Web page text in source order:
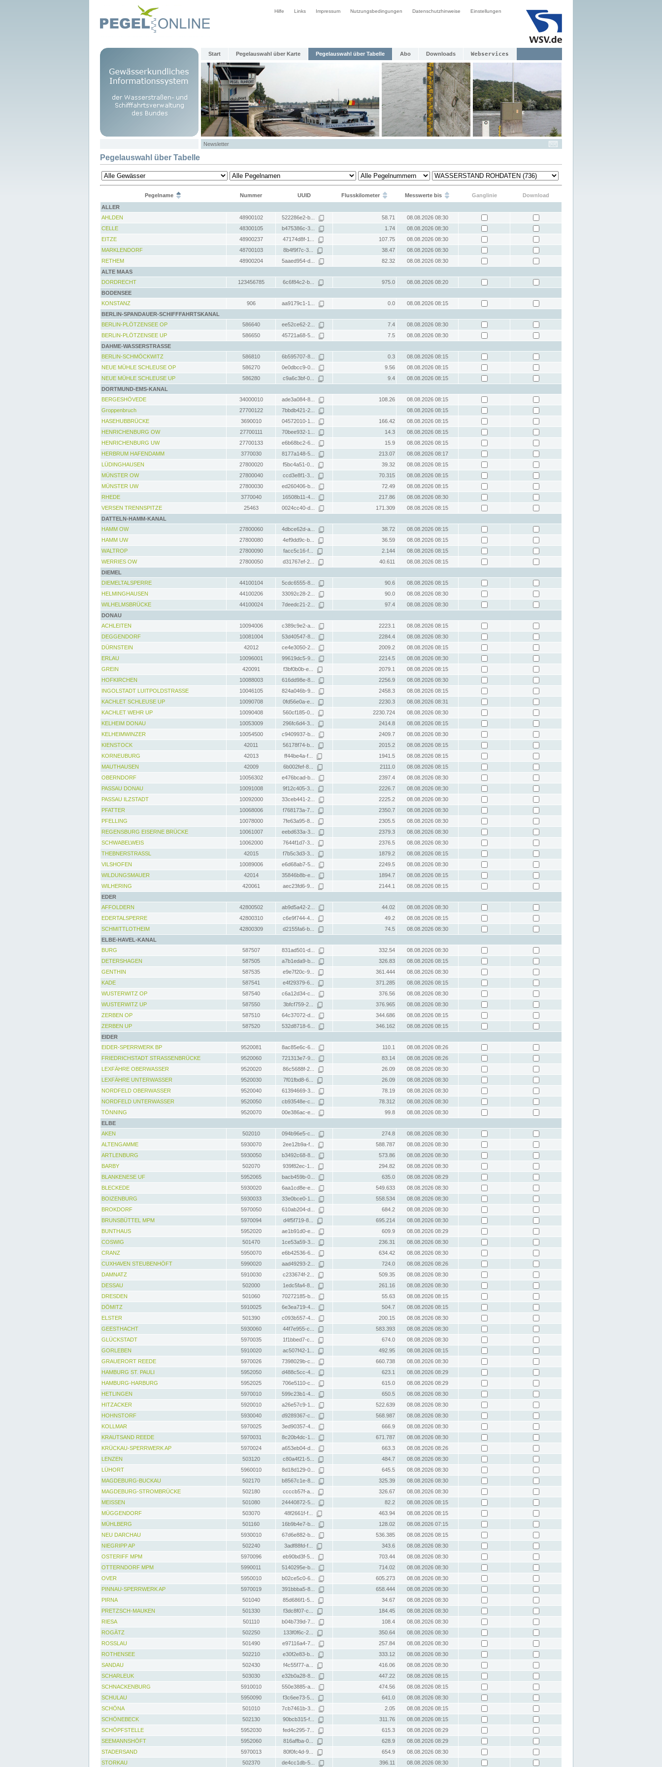
Hilfe Links Impressum Nutzungsbedingungen Datenschutzhinweise Einstellungen
Start Pegelauswahl über Karte Pegelauswahl über Tabelle Abo Downloads Webservices
Newsletter
Pegelauswahl über Tabelle
Pegelname Nummer UUID Flusskilometer Messwerte bis Ganglinie
Download
ALLER
AHLDEN
48900102 522286e2-b... 58.71
08.08.2026 08:30
CELLE
48300105 b475386c-3... 1.74
08.08.2026 08:30
EITZE
48900237 47174d8f-1... 107.75
08.08.2026 08:30
MARKLENDORF
48700103 8b4f9f7c-3... 38.47
08.08.2026 08:30
RETHEM
48900204 5aaed954-d... 82.32
08.08.2026 08:30
ALTE MAAS
DORDRECHT
123456785 6c6f84c2-b... 975.0
08.08.2026 08:20
BODENSEE
KONSTANZ
906 aa9179c1-1... 0.0
08.08.2026 08:15
BERLIN-SPANDAUER-SCHIFFFAHRTSKANAL
BERLIN-PLÖTZENSEE OP
586640 ee52ce62-2... 7.4
08.08.2026 08:30
BERLIN-PLÖTZENSEE UP
586650 45721a68-5... 7.5
08.08.2026 08:30
DAHME-WASSERSTRASSE
BERLIN-SCHMÖCKWITZ
586810 6b595707-8... 0.3
08.08.2026 08:15
NEUE MÜHLE SCHLEUSE OP
586270 0e0dbcc9-0... 9.56
08.08.2026 08:15
NEUE MÜHLE SCHLEUSE UP
586280 c9a6c3bf-0... 9.4
08.08.2026 08:15
DORTMUND-EMS-KANAL
BERGESHÖVEDE
34000010 ade3a084-8... 108.26
08.08.2026 08:15
Groppenbruch
27700122 7bbdb421-2...
08.08.2026 08:15
HASEHUBBRÜCKE
3690010 04572010-1... 166.42
08.08.2026 08:15
HENRICHENBURG OW
27700111 70bee932-1... 14.3
08.08.2026 08:15
HENRICHENBURG UW
27700133 e6b68bc2-6... 15.9
08.08.2026 08:15
HERBRUM HAFENDAMM
3770030 8177a148-5... 213.07
08.08.2026 08:17
LÜDINGHAUSEN
27800020 f5bc4a51-0... 39.32
08.08.2026 08:15
MÜNSTER OW
27800040 ccd3e8f1-3... 70.315
08.08.2026 08:15
MÜNSTER UW
27800030 ed260406-b... 72.49
08.08.2026 08:15
RHEDE
3770040 16508b11-4... 217.86
08.08.2026 08:30
VERSEN TRENNSPITZE
25463 0024cc40-d... 171.309
08.08.2026 08:15
DATTELN-HAMM-KANAL
HAMM OW
27800060 4dbce62d-a... 38.72
08.08.2026 08:15
HAMM UW
27800080 4ef9dd9c-b... 36.59
08.08.2026 08:15
WALTROP
27800090 facc5c16-f... 2.144
08.08.2026 08:15
WERRIES OW
27800050 d31767ef-2... 40.611
08.08.2026 08:15
DIEMEL
DIEMELTALSPERRE
44100104 5cdc6555-8... 90.6
08.08.2026 08:15
HELMINGHAUSEN
44100206 33092c28-2... 90.0
08.08.2026 08:30
WILHELMSBRÜCKE
44100024 7deedc21-2... 97.4
08.08.2026 08:30
DONAU
ACHLEITEN
10094006 c389c9e2-a... 2223.1
08.08.2026 08:15
DEGGENDORF
10081004 53d40547-8... 2284.4
08.08.2026 08:30
DÜRNSTEIN
42012 ce4e3050-2... 2009.2
08.08.2026 08:15
ERLAU
10096001 99619dc5-9... 2214.5
08.08.2026 08:30
GREIN
420091 f3bf0b0b-e... 2079.1
08.08.2026 08:15
HOFKIRCHEN
10088003 616dd98e-8... 2256.9
08.08.2026 08:30
INGOLSTADT LUITPOLDSTRASSE
10046105 824a046b-9... 2458.3
08.08.2026 08:15
KACHLET SCHLEUSE UP
10090708 0fd56e0a-e... 2230.3
08.08.2026 08:31
KACHLET WEHR UP
10090408 560cf185-0... 2230.724
08.08.2026 08:30
KELHEIM DONAU
10053009 296fc6d4-3... 2414.8
08.08.2026 08:15
KELHEIMWINZER
10054500 c9409937-b... 2409.7
08.08.2026 08:30
KIENSTOCK
42011 56178f74-b... 2015.2
08.08.2026 08:15
KORNEUBURG
42013 ff44be4a-f... 1941.5
08.08.2026 08:15
MAUTHAUSEN
42009 6b002fef-8... 2111.0
08.08.2026 08:15
OBERNDORF
10056302 e476bcad-b... 2397.4
08.08.2026 08:30
PASSAU DONAU
10091008 9f12c405-3... 2226.7
08.08.2026 08:30
PASSAU ILZSTADT
10092000 33ceb441-2... 2225.2
08.08.2026 08:30
PFATTER
10068006 f768173a-7... 2350.7
08.08.2026 08:30
PFELLING
10078000 7fe63a95-8... 2305.5
08.08.2026 08:30
REGENSBURG EISERNE BRÜCKE
10061007 eebd633a-3... 2379.3
08.08.2026 08:30
SCHWABELWEIS
10062000 7644f1d7-3... 2376.5
08.08.2026 08:30
THEBNERSTRASSL
42015 f7b5c3d3-3... 1879.2
08.08.2026 08:15
VILSHOFEN
10089006 e6d68ab7-5... 2249.5
08.08.2026 08:30
WILDUNGSMAUER
42014 35846b8b-e... 1894.7
08.08.2026 08:15
WILHERING
420061 aec23fd6-9... 2144.1
08.08.2026 08:15
EDER
AFFOLDERN
42800502 ab9d5a42-2... 44.02
08.08.2026 08:30
EDERTALSPERRE
42800310 c6e9f744-4... 49.2
08.08.2026 08:15
SCHMITTLOTHEIM
42800309 d2155fa6-b... 74.5
08.08.2026 08:30
ELBE-HAVEL-KANAL
BURG
587507 831ad501-d... 332.54
08.08.2026 08:30
DETERSHAGEN
587505 a7b1eda9-b... 326.83
08.08.2026 08:15
GENTHIN
587535 e9e7f20c-9... 361.444
08.08.2026 08:30
KADE
587541 e4f29379-6... 371.285
08.08.2026 08:15
WUSTERWITZ OP
587540 c6a12d34-c... 376.56
08.08.2026 08:30
WUSTERWITZ UP
587550 3bfcf759-2... 376.965
08.08.2026 08:30
ZERBEN OP
587510 64c37072-d... 344.686
08.08.2026 08:15
ZERBEN UP
587520 532d8718-6... 346.162
08.08.2026 08:15
EIDER
EIDER-SPERRWERK BP
9520081 8ac85e6c-6... 110.1
08.08.2026 08:26
FRIEDRICHSTADT STRASSENBRÜCKE
9520060 721313e7-9... 83.14
08.08.2026 08:26
LEXFÄHRE OBERWASSER
9520020 86c5688f-2... 26.09
08.08.2026 08:30
LEXFÄHRE UNTERWASSER
9520030 7f01fbd8-6... 26.09
08.08.2026 08:30
NORDFELD OBERWASSER
9520040 61394669-3... 78.19
08.08.2026 08:30
NORDFELD UNTERWASSER
9520050 cb93548e-c... 78.312
08.08.2026 08:30
TÖNNING
9520070 00e386ac-e... 99.8
08.08.2026 08:30
ELBE
AKEN
502010 094b96e5-c... 274.8
08.08.2026 08:30
ALTENGAMME
5930070 2ee12b9a-f... 588.787
08.08.2026 08:30
ARTLENBURG
5930050 b3492c68-8... 573.86
08.08.2026 08:30
BARBY
502070 939f82ec-1... 294.82
08.08.2026 08:30
BLANKENESE UF
5952065 bacb459b-0... 635.0
08.08.2026 08:29
BLECKEDE
5930020 6aa1cd8e-e... 549.633
08.08.2026 08:30
BOIZENBURG
5930033 33e0bce0-1... 558.534
08.08.2026 08:30
BROKDORF
5970050 610ab204-d... 684.2
08.08.2026 08:30
BRUNSBÜTTEL MPM
5970094 d4f5f719-8... 695.214
08.08.2026 08:30
BUNTHAUS
5952020 ae1b91d0-e... 609.9
08.08.2026 08:29
COSWIG
501470 1ce53a59-3... 236.31
08.08.2026 08:30
CRANZ
5950070 e6b42536-6... 634.42
08.08.2026 08:30
CUXHAVEN STEUBENHÖFT
5990020 aad49293-2... 724.0
08.08.2026 08:26
DAMNATZ
5910030 c233674f-2... 509.35
08.08.2026 08:30
DESSAU
502000 1edc5fa4-8... 261.16
08.08.2026 08:30
DRESDEN
501060 70272185-b... 55.63
08.08.2026 08:15
DÖMITZ
5910025 6e3ea719-4... 504.7
08.08.2026 08:15
ELSTER
501390 c093b557-4... 200.15
08.08.2026 08:30
GEESTHACHT
5930060 44f7e955-c... 583.393
08.08.2026 08:30
GLÜCKSTADT
5970035 1f1bbed7-c... 674.0
08.08.2026 08:30
GORLEBEN
5910020 ac507f42-1... 492.95
08.08.2026 08:15
GRAUERORT REEDE
5970026 7398029b-c... 660.738
08.08.2026 08:30
HAMBURG ST. PAULI
5952050 d488c5cc-4... 623.1
08.08.2026 08:29
HAMBURG-HARBURG
5952025 706e5110-c... 615.0
08.08.2026 08:29
HETLINGEN
5970010 599c23b1-4... 650.5
08.08.2026 08:30
HITZACKER
5920010 a26e57c9-1... 522.639
08.08.2026 08:30
HOHNSTORF
5930040 d9289367-c... 568.987
08.08.2026 08:30
KOLLMAR
5970025 3ed90357-4... 666.9
08.08.2026 08:30
KRAUTSAND REEDE
5970031 8c20b4dc-1... 671.787
08.08.2026 08:30
KRÜCKAU-SPERRWERK AP
5970024 a653eb04-d... 663.3
08.08.2026 08:26
LENZEN
503120 c80a4f21-5... 484.7
08.08.2026 08:30
LÜHORT
5960010 8d18d129-0... 645.5
08.08.2026 08:30
MAGDEBURG-BUCKAU
502170 b8567c1e-8... 325.39
08.08.2026 08:30
MAGDEBURG-STROMBRÜCKE
502180 ccccb57f-a... 326.67
08.08.2026 08:30
MEISSEN
501080 24440872-5... 82.2
08.08.2026 08:15
MÜGGENDORF
503070 48f2661f-f... 463.94
08.08.2026 08:15
MÜHLBERG
501160 16b9b4e7-b... 128.02
08.08.2026 07:15
NEU DARCHAU
5930010 67d6e882-b... 536.385
08.08.2026 08:15
NIEGRIPP AP
502240 3adf88fd-f... 343.6
08.08.2026 08:30
OSTERIFF MPM
5970096 eb90bd3f-5... 703.44
08.08.2026 08:30
OTTERNDORF MPM
5990011 5140295e-b... 714.02
08.08.2026 08:30
OVER
5950010 b02ce5c0-6... 605.273
08.08.2026 08:30
PINNAU-SPERRWERK AP
5970019 391bbba5-8... 658.444
08.08.2026 08:30
PIRNA
501040 85d686f1-5... 34.67
08.08.2026 08:30
PRETZSCH-MAUKEN
501330 f3dc8f07-c... 184.45
08.08.2026 08:30
RIESA
501110 b04b739d-7... 108.4
08.08.2026 08:30
ROGÄTZ
502250 133f0f6c-2... 350.64
08.08.2026 08:30
ROSSLAU
501490 e97116a4-7... 257.84
08.08.2026 08:30
ROTHENSEE
502210 e30f2e83-b... 333.12
08.08.2026 08:30
SANDAU
502430 f4c55f77-a... 416.06
08.08.2026 08:30
SCHARLEUK
503030 e32b0a28-8... 447.22
08.08.2026 08:15
SCHNACKENBURG
5910010 550e3885-a... 474.56
08.08.2026 08:15
SCHULAU
5950090 f3c6ee73-5... 641.0
08.08.2026 08:30
SCHÖNA
501010 7cb7461b-3... 2.05
08.08.2026 08:15
SCHÖNEBECK
502130 90bcb315-f... 311.76
08.08.2026 08:15
SCHÖPFSTELLE
5952030 fed4c295-7... 615.3
08.08.2026 08:29
SEEMANNSHÖFT
5952060 816affba-0... 628.9
08.08.2026 08:29
STADERSAND
5970013 80f0fc4d-9... 654.9
08.08.2026 08:30
STORKAU
502370 de4cc1db-5... 396.11 08.08.2026 08:30